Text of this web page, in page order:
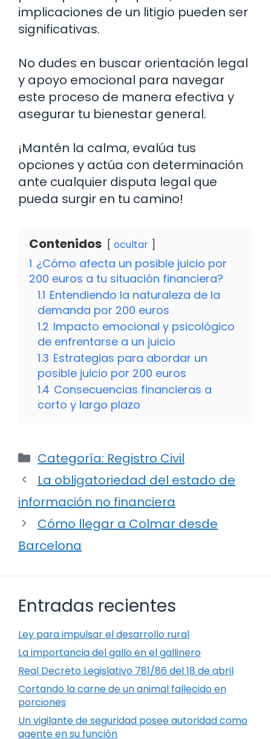
implicaciones de un litigio pueden ser
significativas.
No dudes en buscar orientación legal
y apoyo emocional para navegar
este proceso de manera efectiva y
asegurar tu bienestar general.
¡Mantén la calma, evalúa tus
opciones y actúa con determinación
ante cualquier disputa legal que
pueda surgir en tu camino!
Contenidos ocultar
1 ¿Cómo afecta un posible juicio por
200 euros a tu situación financiera?
1.1 Entendiendo la naturaleza de la
demanda por 200 euros
1.2 Impacto emocional y psicológico
de enfrentarse a un juicio
1.3 Estrategias para abordar un
posible juicio por 200 euros
1.4 Consecuencias financieras a
corto y largo plazo
Categorías
Categoría: Registro Civil
La obligatoriedad del estado de
información no financiera
Cómo llegar a Colmar desde
Barcelona
Entradas recientes
Ley para impulsar el desarrollo rural
La importancia del gallo en el gallinero
Real Decreto Legislativo 781/86 del 18 de abril
Cortando la carne de un animal fallecido en
porciones
Un vigilante de seguridad posee autoridad como
agente en su función